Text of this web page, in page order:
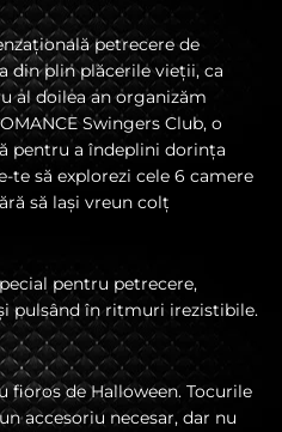
petrecere de
din plin plăcerile vieții, ca
al doilea an organizăm
Swingers Club, o
pentru a îndeplini dorința
te să explorezi cele 6 camere
să lași vreun colț
pentru petrecere,
pulsând în ritmuri irezistibile.
fioros de Halloween. Tocurile
accesoriu necesar, dar nu